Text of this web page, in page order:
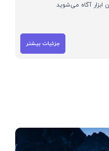
ابزار آگاه می‌شوید
جزئیات بیشتر